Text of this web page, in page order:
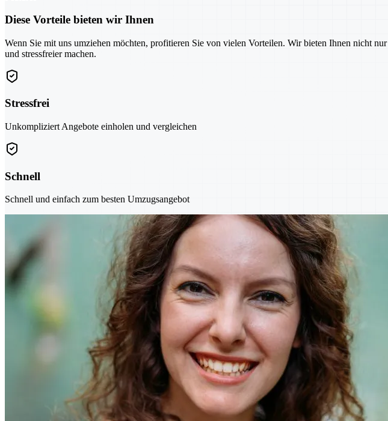
Diese Vorteile bieten wir Ihnen
Wenn Sie mit uns umziehen möchten, profitieren Sie von vielen Vorteilen. Wir bieten Ihnen nicht
und stressfreier machen.
Stressfrei
Unkompliziert Angebote einholen und vergleichen
Schnell
Schnell und einfach zum besten Umzugsangebot